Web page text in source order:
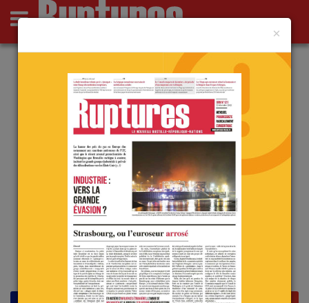
Actus Opinions
Point de Ruptures
Culture
Deutsch
Deutsch
L’ombre de Trump a plané sur le
sommet de la « Communauté
politique européenne »
le 12 mai 2026
×